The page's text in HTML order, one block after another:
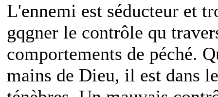
L'ennemi est séducteur et
gqgner le contrôle qu
comportements de péché.
mains de Dieu, il est dans